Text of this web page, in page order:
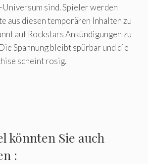
Universum sind. Spieler werden
aus diesen temporären Inhalten zu
auf Rockstars Ankündigungen zu
Spannung bleibt spürbar und die
scheint rosig.
könnten Sie auch
: